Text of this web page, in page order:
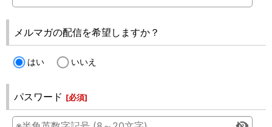
メルマガの配信を希望しますか？
はい いいえ
パスワード [必須]